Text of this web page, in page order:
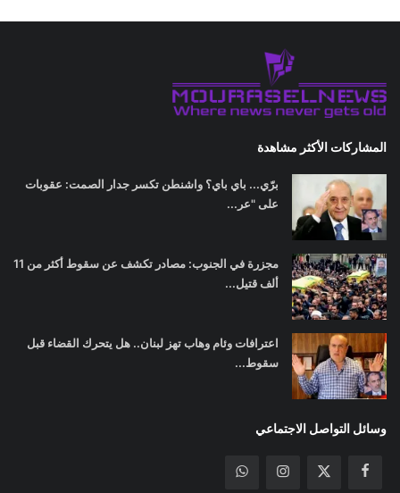
المشاركات الأكثر مشاهدة
برّي... باي باي؟ واشنطن تكسر جدار الصمت: عقوبات
على "عر...
مجزرة في الجنوب: مصادر تكشف عن سقوط أكثر من 11
ألف قتيل...
اعترافات وئام وهاب تهز لبنان.. هل يتحرك القضاء قبل
سقوط...
وسائل التواصل الاجتماعي